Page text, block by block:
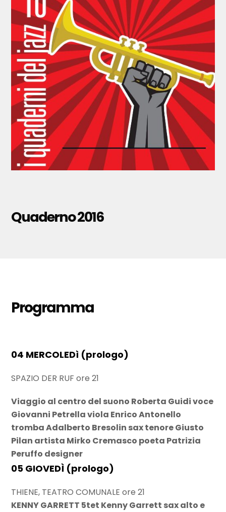
Quaderno 2016
Programma
04 MERCOLEDì (prologo)
SPAZIO DER RUF ore 21
Viaggio al centro del suono Roberta Guidi voce
Giovanni Petrella viola Enrico Antonello
tromba Adalberto Bresolin sax tenore Giusto
Pilan artista Mirko Cremasco poeta Patrizia
Peruffo designer
05 GIOVEDÌ (prologo)
THIENE, TEATRO COMUNALE ore 21
KENNY GARRETT 5tet Kenny Garrett sax alto e